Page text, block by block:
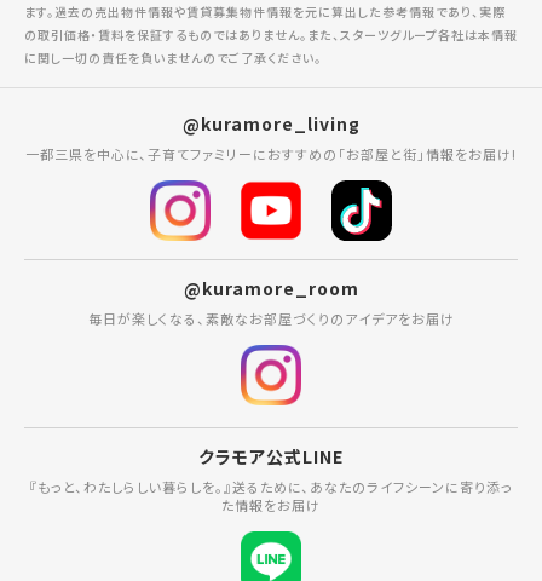
ます。過去の売出物件情報や賃貸募集物件情報を元に算出した参考情報であり、実際
の取引価格・賃料を保証するものではありません。また、スターツグループ各社は本情報
に関し一切の責任を負いませんのでご了承ください。
@kuramore_living
一都三県を中心に、子育てファミリーにおすすめの「お部屋と街」情報をお届け!
@kuramore_room
毎日が楽しくなる、素敵なお部屋づくりのアイデアをお届け
クラモア公式LINE
『もっと、わたしらしい暮らしを。』送るために、あなたのライフシーンに寄り添っ
た情報をお届け